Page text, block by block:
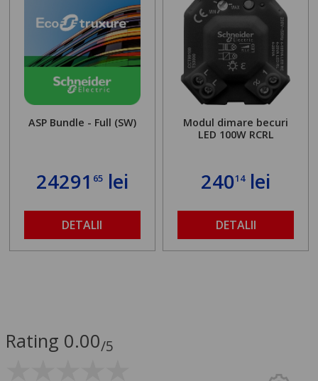
ASP Bundle - Full (SW)
24291 65lei
DETALII
Modul dimare becuri
LED 100W RCRL
24014lei
DETALII
Rating 0.00/5